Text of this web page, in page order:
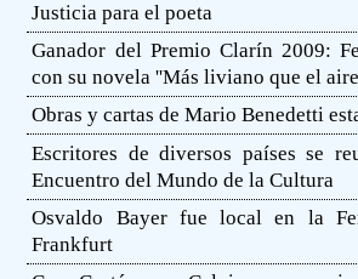
Justicia para el poeta
Ganador del Premio Clarín 2009:
con su novela ''Más liviano que el
Obras y cartas de Mario Benedetti
Escritores de diversos países se
Encuentro del Mundo de la Cultura
Osvaldo Bayer fue local en la
Frankfurt